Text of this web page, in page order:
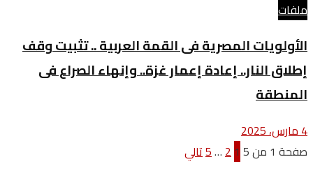
ملفات
الأولويات المصرية فى القمة العربية .. تثبيت وقف
إطلاق النار.. إعادة إعمار غزة.. وإنهاء الصراع فى
المنطقة
4 مارس، 2025
صفحة 1 من 5
1
2
…
5تالي